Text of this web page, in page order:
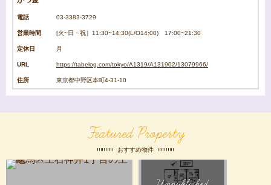
電話 03-3383-3729
営業時間 [火~日・祝］11:30~14:30(L/O14:00) 17:00~21:30
定休日 月
URL https://tabelog.com/tokyo/A1319/A131902/13079966/
住所 東京都中野区本町4-31-10
Featured Property
おすすめ物件